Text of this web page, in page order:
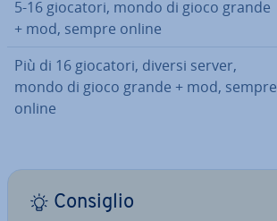
5-16 giocatori, mondo di gioco grande
+ mod, sempre online
Più di 16 giocatori, diversi server,
mondo di gioco grande + mod, sempre
online
Consiglio